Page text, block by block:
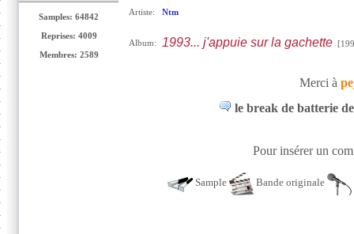
Samples: 64842
Reprises: 4009
Membres: 2589
Artiste: Ntm
Album: 1993... j'appuie sur la gachette
Merci à
le break de batterie
Pour insérer un
Sample Bande originale